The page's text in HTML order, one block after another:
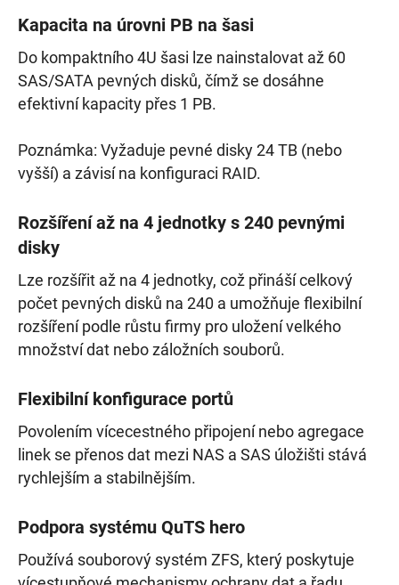
Kapacita na úrovni PB na šasi
Do kompaktního 4U šasi lze nainstalovat až 60
SAS/SATA pevných disků, čímž se dosáhne
efektivní kapacity přes 1 PB.
Poznámka: Vyžaduje pevné disky 24 TB (nebo
vyšší) a závisí na konfiguraci RAID.
Rozšíření až na 4 jednotky s 240 pevnými
disky
Lze rozšířit až na 4 jednotky, což přináší celkový
počet pevných disků na 240 a umožňuje flexibilní
rozšíření podle růstu firmy pro uložení velkého
množství dat nebo záložních souborů.
Flexibilní konfigurace portů
Povolením vícecestného připojení nebo agregace
linek se přenos dat mezi NAS a SAS úložišti stává
rychlejším a stabilnějším.
Podpora systému QuTS hero
Používá souborový systém ZFS, který poskytuje